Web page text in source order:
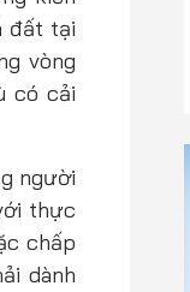
đất tại
vòng
có cải
người
thực
chấp
dành